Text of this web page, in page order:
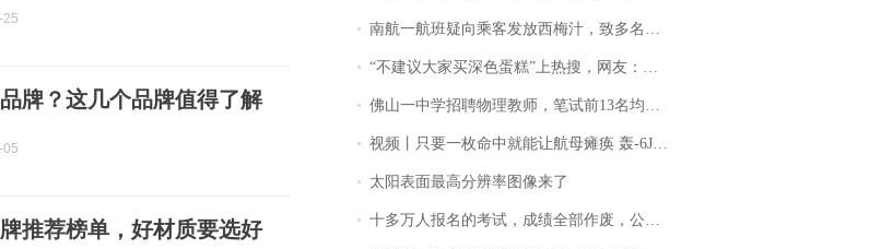
25
牌？这几个品牌值得了解
05
推荐榜单，好材质要选好
南航一航班疑向乘客发放西梅汁，致多名乘客在飞行途中排队上厕所！乘客：机上100多人只有2个厕所；客服回应：并非每架飞机都会发放西梅汁
“不建议大家买深色蛋糕”上热搜，网友：天塌了！
佛山一中学招聘物理教师，笔试前13名均遭淘汰？教育局：已叫停招聘，成立调查组全面核查
视频丨只要一枚命中就能让航母瘫痪 轰-6J实力有多强？
太阳表面最高分辨率图像来了
十多万人报名的考试，成绩全部作废，公平么？